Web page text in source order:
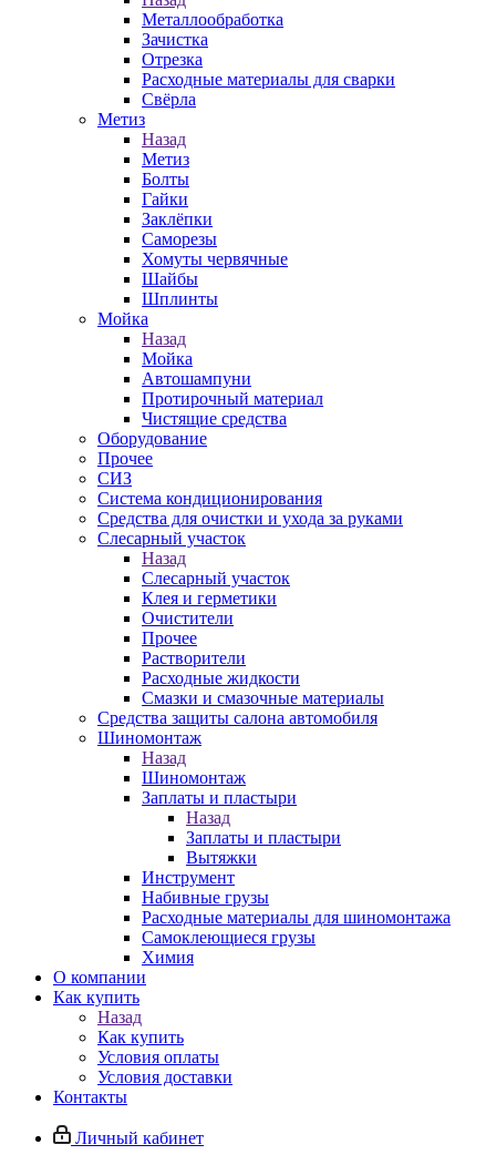
Металлообработка
Зачистка
Отрезка
Расходные материалы для сварки
Свёрла
Метиз
Назад
Метиз
Болты
Гайки
Заклёпки
Саморезы
Хомуты червячные
Шайбы
Шплинты
Мойка
Назад
Мойка
Автошампуни
Протирочный материал
Чистящие средства
Оборудование
Прочее
СИЗ
Система кондиционирования
Средства для очистки и ухода за руками
Слесарный участок
Назад
Слесарный участок
Клея и герметики
Очистители
Прочее
Растворители
Расходные жидкости
Смазки и смазочные материалы
Средства защиты салона автомобиля
Шиномонтаж
Назад
Шиномонтаж
Заплаты и пластыри
Назад
Заплаты и пластыри
Вытяжки
Инструмент
Набивные грузы
Расходные материалы для шиномонтажа
Самоклеющиеся грузы
Химия
О компании
Как купить
Назад
Как купить
Условия оплаты
Условия доставки
Контакты
Личный кабинет